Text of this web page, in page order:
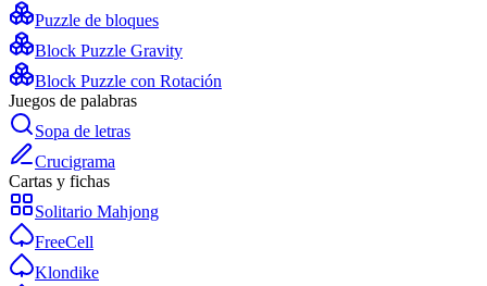
Puzzle de bloques
Block Puzzle Gravity
Block Puzzle con Rotación
Juegos de palabras
Sopa de letras
Crucigrama
Cartas y fichas
Solitario Mahjong
FreeCell
Klondike